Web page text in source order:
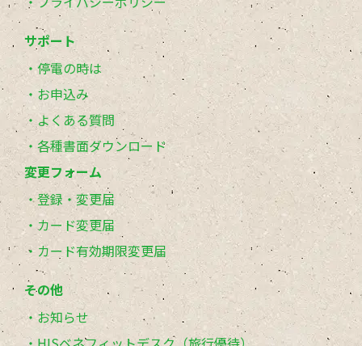
サポート
停電の時は
お申込み
よくある質問
各種書面ダウンロード
変更フォーム
登録・変更届
カード変更届
カード有効期限変更届
その他
お知らせ